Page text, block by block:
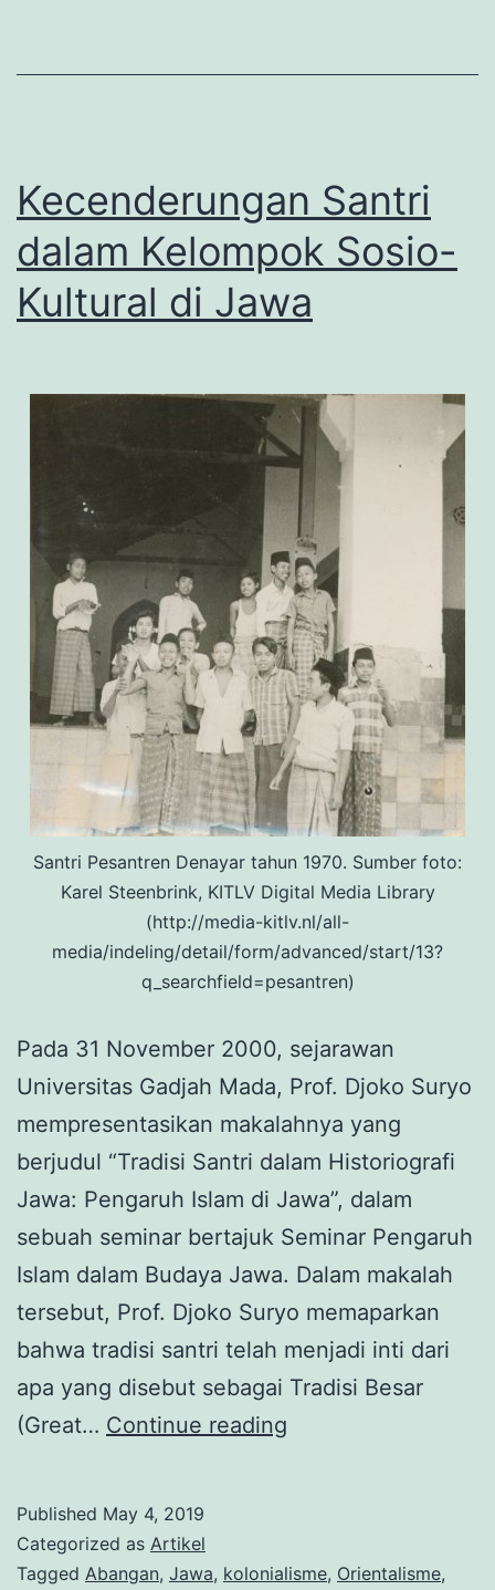
Kecenderungan Santri
dalam Kelompok Sosio-
Kultural di Jawa
Santri Pesantren Denayar tahun 1970. Sumber foto:
Karel Steenbrink, KITLV Digital Media Library
(http://media-kitlv.nl/all-
media/indeling/detail/form/advanced/start/13?
q_searchfield=pesantren)
Pada 31 November 2000, sejarawan
Universitas Gadjah Mada, Prof. Djoko Suryo
mempresentasikan makalahnya yang
berjudul “Tradisi Santri dalam Historiografi
Jawa: Pengaruh Islam di Jawa”, dalam
sebuah seminar bertajuk Seminar Pengaruh
Islam dalam Budaya Jawa. Dalam makalah
tersebut, Prof. Djoko Suryo memaparkan
bahwa tradisi santri telah menjadi inti dari
apa yang disebut sebagai Tradisi Besar
(Great… Continue reading
Sosio-
Published May 4, 2019
Categorized as Artikel
Tagged Abangan, Jawa, kolonialisme, Orientalisme,